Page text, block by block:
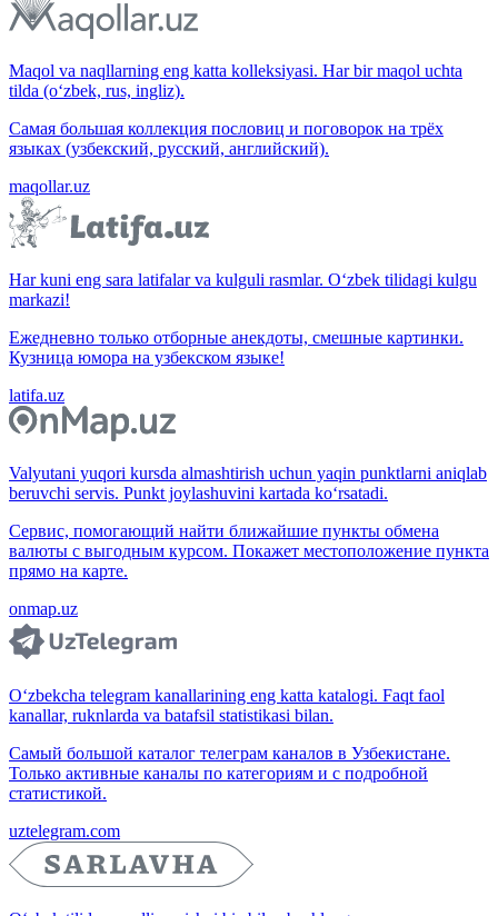
Maqol va naqllarning eng katta kolleksiyasi. Har bir maqol uchta
tilda (o‘zbek, rus, ingliz).
Самая большая коллекция пословиц и поговорок на трёх
языках (узбекский, русский, английский).
maqollar.uz
Har kuni eng sara latifalar va kulguli rasmlar. O‘zbek tilidagi kulgu
markazi!
Ежедневно только отборные анекдоты, смешные картинки.
Кузница юмора на узбекском языке!
latifa.uz
Valyutani yuqori kursda almashtirish uchun yaqin punktlarni aniqlab
beruvchi servis. Punkt joylashuvini kartada ko‘rsatadi.
Сервис, помогающий найти ближайшие пункты обмена
валюты с выгодным курсом. Покажет местоположение пункта
прямо на карте.
onmap.uz
O‘zbekcha telegram kanallarining eng katta katalogi. Faqt faol
kanallar, ruknlarda va batafsil statistikasi bilan.
Самый большой каталог телеграм каналов в Узбекистане.
Только активные каналы по категориям и с подробной
статистикой.
uztelegram.com